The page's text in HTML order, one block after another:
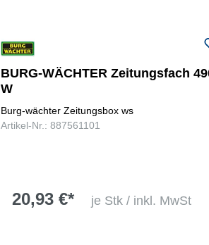
BURG-WÄCHTER Zeitungsfach
W
Burg-wächter Zeitungsbox ws
Artikel-Nr.: 887561101
20,93 €* je Stk / inkl. MwSt